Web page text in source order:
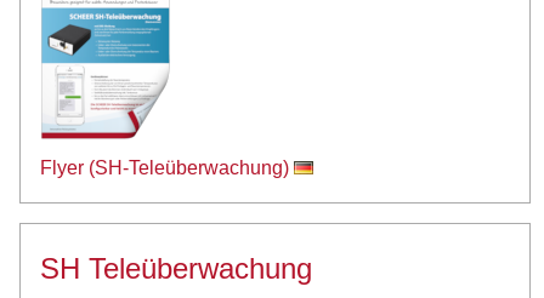
Flyer (SH-Teleüberwachung)
SH Teleüberwachung